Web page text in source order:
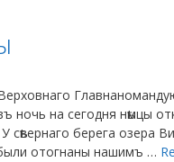
на сегодня нѣмцы
берега озера
отогнаны нашимъ …